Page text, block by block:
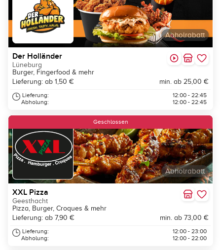
Abholrabatt
Der Holländer
Lüneburg
Burger, Fingerfood & mehr
Lieferung: ab 1,50 €
min. ab 25,00 €
Lieferung:
Abholung:
12:00 - 22:45
12:00 - 22:45
Abholrabatt
Geschlossen
XXL Pizza
Geesthacht
Pizza, Burger, Croques & mehr
Lieferung: ab 7,90 €
min. ab 73,00 €
Lieferung:
Abholung:
12:00 - 23:00
12:00 - 22:00